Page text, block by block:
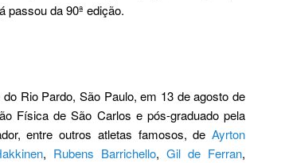
passou da 90ª edição.
Rio Pardo, São Paulo, em 13 de agosto de
Fí­sica de São Carlos e pós-graduado pela
entre outros atletas famosos, deAyrton
, Rubens Barrichello, Gil de Ferran,